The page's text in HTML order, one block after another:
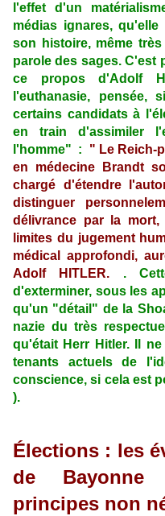
l'effet d'un
médias ignares,
son histoire, même
parole des sages. C'est
ce propos d'Adolf
l'euthanasie,
certains candidats à
en train d'assimiler
l'homme" : " Le Reich-
en médecine Brandt
chargé d'étendre
distinguer
délivrance par la
limites du jugement
médical approfondi,
Adolf HITLER. .
d'exterminer, sous les
qu'un "détail" de la
nazie du très
qu'était Herr Hitler. Il
tenants actuels de
conscience, si cela est
).
Élections : les
de
principes non